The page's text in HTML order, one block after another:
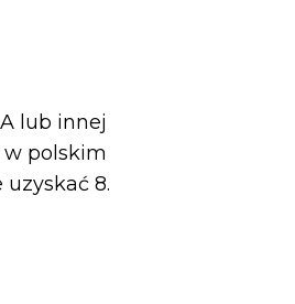
lub innej
w polskim
8.